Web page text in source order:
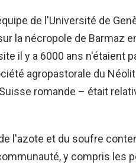
de l'Université de
la nécropole de Barmaz
il y a 6000 ans n'étaient
agropastorale du
romande – était
l'azote et du soufre
y compris les